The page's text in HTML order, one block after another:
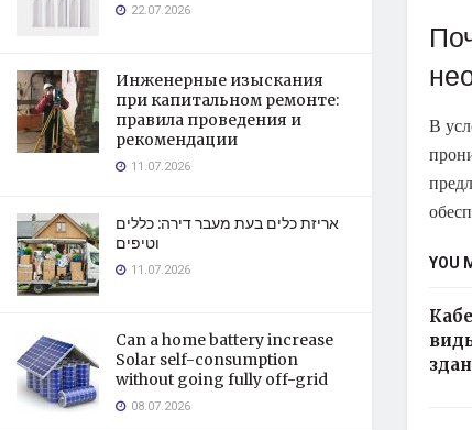
22.07.2026
Инженерные изыскания
при капитальном ремонте:
правила проведения и
рекомендации
11.07.2026
אריזת כלים בעת מעבר דירה: כללים
וטיפים
11.07.2026
Can a home battery increase
Solar self-consumption
without going fully off-grid
08.07.2026
В
YOU